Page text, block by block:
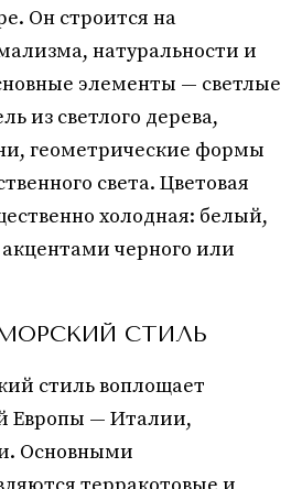
Он строится на
натуральности и
элементы — светлые
из светлого дерева,
геометрические формы
света. Цветовая
холодная: белый,
черного или
СТИЛЬ
стиль воплощает
Европы — Италии,
Основными